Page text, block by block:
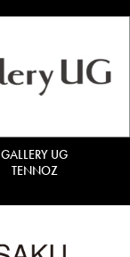
GALLERY UG
TENNOZ